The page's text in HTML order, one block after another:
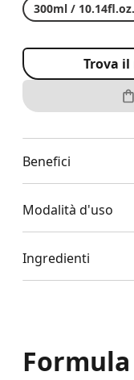
300ml / 10.14fl.oz.
Trova
Benefici
Modalità d'uso
Ingredienti
Formula